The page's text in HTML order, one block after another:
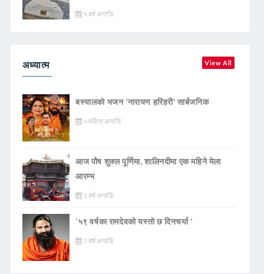
१ वर्ष अगाडि
अध्यात्म View All
बस्यालको भजन ‘नारायण हरिहरी’ सार्बजनिक
५ महिना अगाडि
आज पौष शुक्ल पूर्णिमा, शालिनदीमा एक महिने मेला
आरम्भ
२ वर्ष अगाडि
‘५९ वर्षका रामदेवकाे यस्ताे छ दिनचर्या ’
२ वर्ष अगाडि